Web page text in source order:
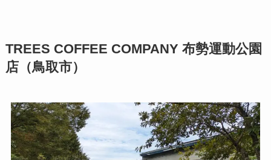
TREES COFFEE COMPANY 布勢運動公園
店（鳥取市）